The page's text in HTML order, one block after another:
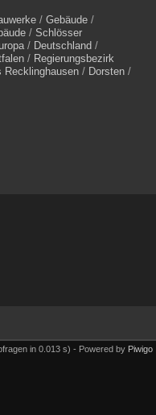
/ Gebäude/
/ Schlösser
/ Deutschland /
/ Regierungsbezirk
Recklinghausen/ Dorsten/
in 0.013 s) - Powered by Piwigo